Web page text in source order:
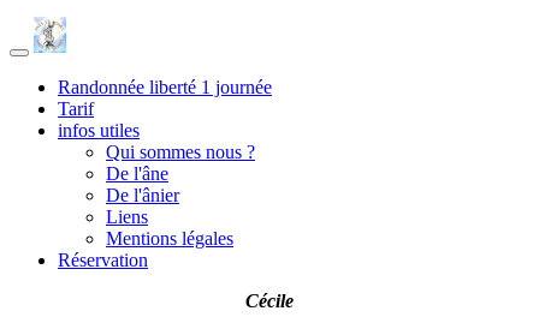
Randonnée liberté 1 journée
Tarif
infos utiles
Qui sommes nous ?
De l'âne
De l'ânier
Liens
Mentions légales
Réservation
Cécile